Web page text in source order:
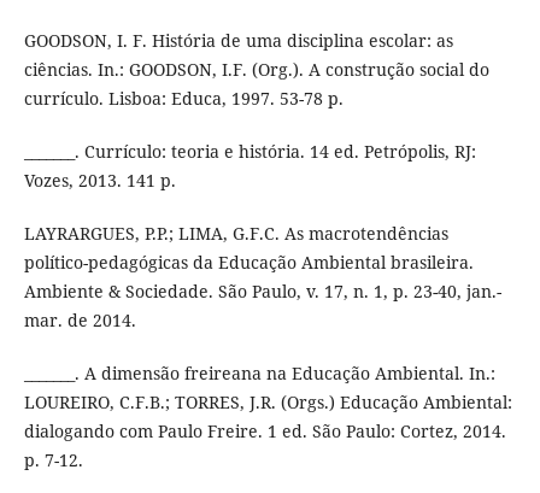
GOODSON, I. F. História de uma disciplina escolar: as
ciências. In.: GOODSON, I.F. (Org.). A construção social do
currículo. Lisboa: Educa, 1997. 53-78 p.
_______. Currículo: teoria e história. 14 ed. Petrópolis, RJ:
Vozes, 2013. 141 p.
LAYRARGUES, P.P.; LIMA, G.F.C. As macrotendências
político-pedagógicas da Educação Ambiental brasileira.
Ambiente & Sociedade. São Paulo, v. 17, n. 1, p. 23-40, jan.-
mar. de 2014.
_______. A dimensão freireana na Educação Ambiental. In.:
LOUREIRO, C.F.B.; TORRES, J.R. (Orgs.) Educação Ambiental:
dialogando com Paulo Freire. 1 ed. São Paulo: Cortez, 2014.
p. 7-12.